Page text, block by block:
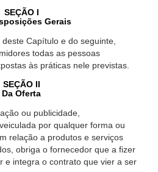
SEÇÃO I
Gerais
Capítulo e do seguinte,
todas as pessoas
às práticas nele previstas.
SEÇÃO II
Da Oferta
ou publicidade,
por qualquer forma ou
relação a produtos e serviços
obriga o fornecedor que a fizer
e integra o contrato que vier a ser